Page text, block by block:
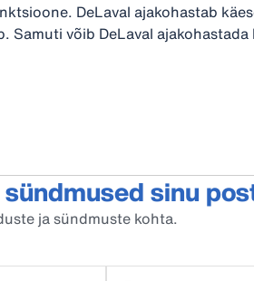
DeLaval ajakohastab
võib DeLaval
sinu
ja sündmuste kohta.